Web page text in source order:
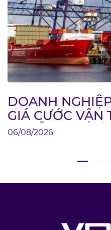
DOANH
GIÁ CƯỚC VẬN
CHUỖI CUNG
06/08/2026